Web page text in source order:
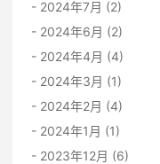
2024年7月 (2)
2024年6月 (2)
2024年4月 (4)
2024年3月 (1)
2024年2月 (4)
2024年1月 (1)
2023年12月 (6)